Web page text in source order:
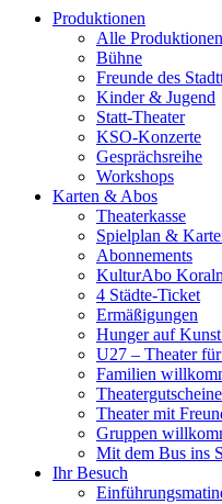
Produktionen
Alle Produktionen
Bühne
Freunde des
Kinder & Jugend
Statt-Theater
KSO-Konzerte
Gesprächsreihe
Workshops
Karten & Abos
Theaterkasse
Spielplan &
Abonnements
KulturAbo
4 Städte-Ticket
Ermäßigungen
Hunger auf
U27 – Theater
Familien
Theatergutscheine
Theater mit
Gruppen
Mit dem Bus ins
Ihr Besuch